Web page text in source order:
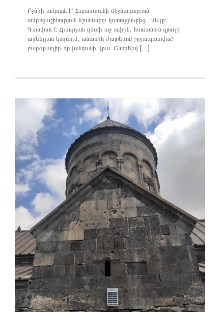
Բջնիի ամրոցն է՝ Հայաստանի միջնադարյան
ամրոցաշինության նշանավոր կառույցներից մեկը։
Գտնվում է Հրազդան գետի աջ ափին, համանուն գյուղի
արևելյան կողմում, անառիկ ժայռերով շրջապատված
բարձրադիր հրվանդանի վրա: Շնորհիվ [...]